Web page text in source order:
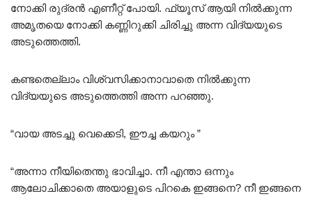
നോക്കി രുദ്രൻ എണീറ്റ് പോയി. ഫ്യൂസ് ആയി നിൽക്കുന്ന
അമൃതയെ നോക്കി കണ്ണിറുക്കി ചിരിച്ചു അന്ന വിദ്യയുടെ
അടുത്തെത്തി.
കണ്ടതെല്ലാം വിശ്വസിക്കാനാവാതെ നിൽക്കുന്ന
വിദ്യയുടെ അടുത്തെത്തി അന്ന പറഞ്ഞു.
“വായ അടച്ചു വെക്കെടി, ഈച്ച കയറും ”
“അന്നാ നീയിതെന്തു ഭാവിച്ചാ. നീ എന്താ ഒന്നും
ആലോചിക്കാതെ അയാളുടെ പിറകെ ഇങ്ങനെ? നീ ഇങ്ങനെ